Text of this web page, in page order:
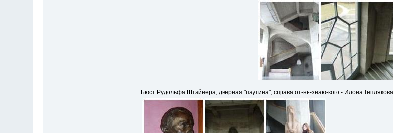
Бюст Рудольфа Штайнера; дверная "паутина"; справа от-не-знаю-кого - Илона Теплякова.